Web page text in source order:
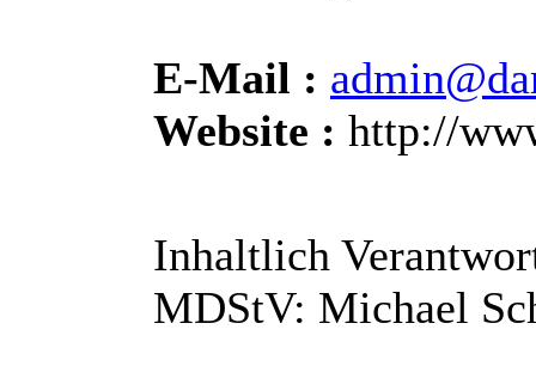
E-Mail :
Website : http://
Inhaltlich
MDStV: Michael